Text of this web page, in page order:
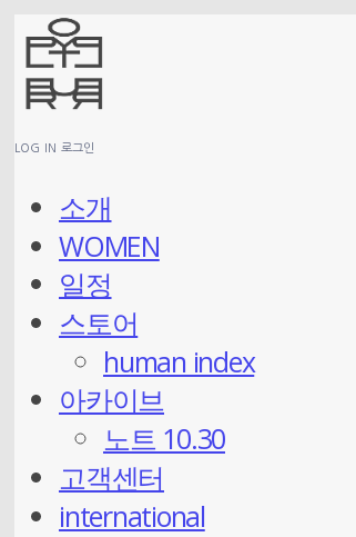
LOG IN 로그인
소개
WOMEN
일정
스토어
human index
아카이브
노트 10.30
고객센터
international